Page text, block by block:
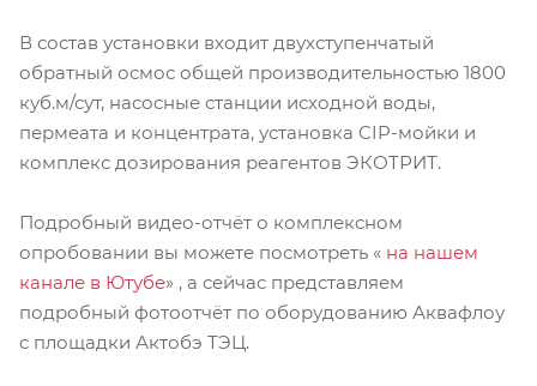
В состав установки входит двухступенчатый
обратный осмос общей производительностью 1800
куб.м/сут, насосные станции исходной воды,
пермеата и концентрата, установка CIP-мойки и
комплекс дозирования реагентов ЭКОТРИТ.
Подробный видео-отчёт о комплексном
опробовании вы можете посмотреть « на нашем
канале в Ютубе» , а сейчас представляем
подробный фотоотчёт по оборудованию Аквафлоу
с площадки Актобэ ТЭЦ.